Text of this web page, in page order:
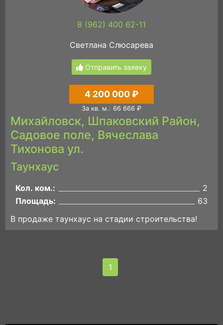
8 (962) 400 62-11
Светлана Слюсарева
Отправить заявку
4 200 000 ₽
За кв. м.: 66 666 ₽
Михайловск, Шпаковский Район,
Садовое поле, Вячеслава
Тихонова ул.
Таунхаус
Кол. ком.:
2
Площадь:
63
В продаже таунхаус на стадии строительства!
1